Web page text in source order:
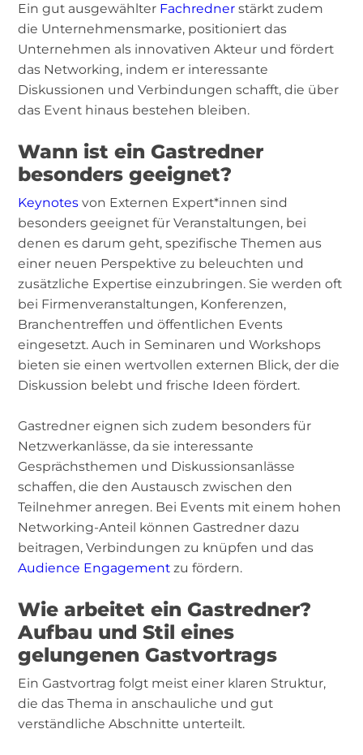
Ein gut ausgewählter Fachredner stärkt zudem
die Unternehmensmarke, positioniert das
Unternehmen als innovativen Akteur und fördert
das Networking, indem er interessante
Diskussionen und Verbindungen schafft, die über
das Event hinaus bestehen bleiben.
Wann ist ein Gastredner
besonders geeignet?
Keynotes von Externen Expert*innen sind
besonders geeignet für Veranstaltungen, bei
denen es darum geht, spezifische Themen aus
einer neuen Perspektive zu beleuchten und
zusätzliche Expertise einzubringen. Sie werden oft
bei Firmenveranstaltungen, Konferenzen,
Branchentreffen und öffentlichen Events
eingesetzt. Auch in Seminaren und Workshops
bieten sie einen wertvollen externen Blick, der die
Diskussion belebt und frische Ideen fördert.
Gastredner eignen sich zudem besonders für
Netzwerkanlässe, da sie interessante
Gesprächsthemen und Diskussionsanlässe
schaffen, die den Austausch zwischen den
Teilnehmer anregen. Bei Events mit einem hohen
Networking-Anteil können Gastredner dazu
beitragen, Verbindungen zu knüpfen und das
Audience Engagement zu fördern.
Wie arbeitet ein Gastredner?
Aufbau und Stil eines
gelungenen Gastvortrags
Ein Gastvortrag folgt meist einer klaren Struktur,
die das Thema in anschauliche und gut
verständliche Abschnitte unterteilt.